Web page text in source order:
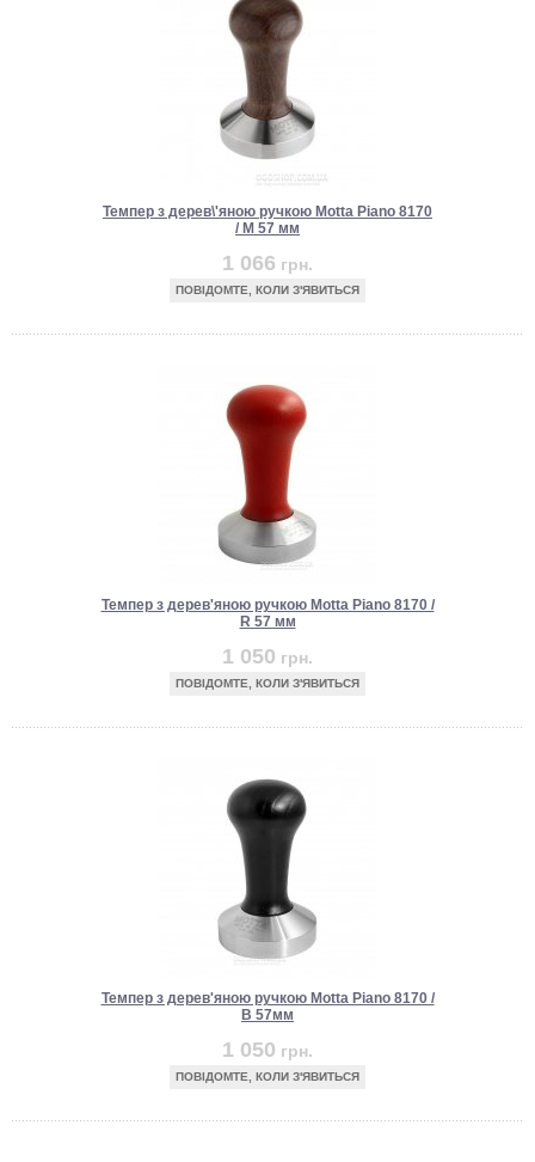
Темпер з дерев\'яною ручкою Motta Piano 8170
/ M 57 мм
1 066 грн.
ПОВІДОМТЕ, КОЛИ З'ЯВИТЬСЯ
Темпер з дерев'яною ручкою Motta Piano 8170 /
R 57 мм
1 050 грн.
ПОВІДОМТЕ, КОЛИ З'ЯВИТЬСЯ
Темпер з дерев'яною ручкою Motta Piano 8170 /
B 57мм
1 050 грн.
ПОВІДОМТЕ, КОЛИ З'ЯВИТЬСЯ